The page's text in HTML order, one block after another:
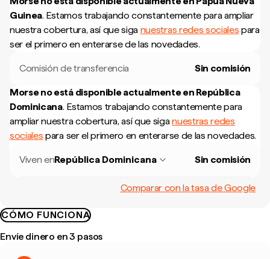
Guinea. Estamos trabajando constantemente para ampliar
nuestra cobertura, así que siga nuestras redes sociales para
ser el primero en enterarse de las novedades.
Comisión de transferencia Sin comisión
Morse no está disponible actualmente en República
Dominicana. Estamos trabajando constantemente para
ampliar nuestra cobertura, así que siganuestras redes
sociales para ser el primero en enterarse de las novedades.
Viven enRepública Dominicana Sin comisión
Comparar con la tasa de Google
CÓMO FUNCIONA
Envíe dinero en 3 pasos